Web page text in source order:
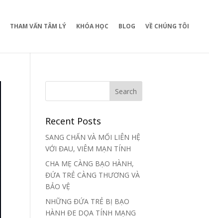
THAM VẤN TÂM LÝ KHÓA HỌC BLOG VỀ CHÚNG TÔI
Recent Posts
SANG CHẤN VÀ MỐI LIÊN HỆ
VỚI ĐAU, VIÊM MẠN TÍNH
CHA MẸ CÀNG BẠO HÀNH,
ĐỨA TRẺ CÀNG THƯƠNG VÀ
BẢO VỆ
NHỮNG ĐỨA TRẺ BỊ BẠO
HÀNH ĐE DỌA TÍNH MẠNG